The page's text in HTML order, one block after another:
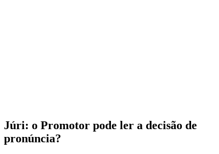
Júri: o Promotor pode ler a decisão de
pronúncia?